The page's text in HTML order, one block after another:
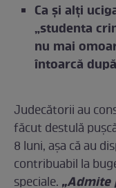
Ca și alți
„studenta
nu mai
întoarcă
Judecătorii au
făcut destulă
8 luni, așa că au
contribuabil la
speciale.